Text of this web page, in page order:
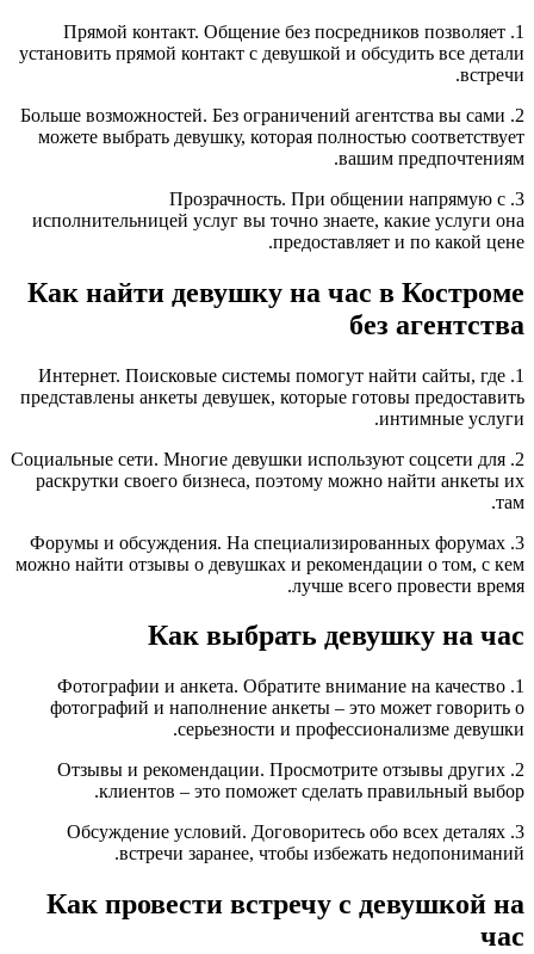
1. Прямой контакт. Общение без посредников позволяет
установить прямой контакт с девушкой и обсудить все детали
встречи.
2. Больше возможностей. Без ограничений агентства вы сами
можете выбрать девушку, которая полностью соответствует
вашим предпочтениям.
3. Прозрачность. При общении напрямую с
исполнительницей услуг вы точно знаете, какие услуги она
предоставляет и по какой цене.
Как найти девушку на час в Костроме
без агентства
1. Интернет. Поисковые системы помогут найти сайты, где
представлены анкеты девушек, которые готовы предоставить
интимные услуги.
2. Социальные сети. Многие девушки используют соцсети для
раскрутки своего бизнеса, поэтому можно найти анкеты их
там.
3. Форумы и обсуждения. На специализированных форумах
можно найти отзывы о девушках и рекомендации о том, с кем
лучше всего провести время.
Как выбрать девушку на час
1. Фотографии и анкета. Обратите внимание на качество
фотографий и наполнение анкеты – это может говорить о
серьезности и профессионализме девушки.
2. Отзывы и рекомендации. Просмотрите отзывы других
клиентов – это поможет сделать правильный выбор.
3. Обсуждение условий. Договоритесь обо всех деталях
встречи заранее, чтобы избежать недопониманий.
Как провести встречу с девушкой на
час